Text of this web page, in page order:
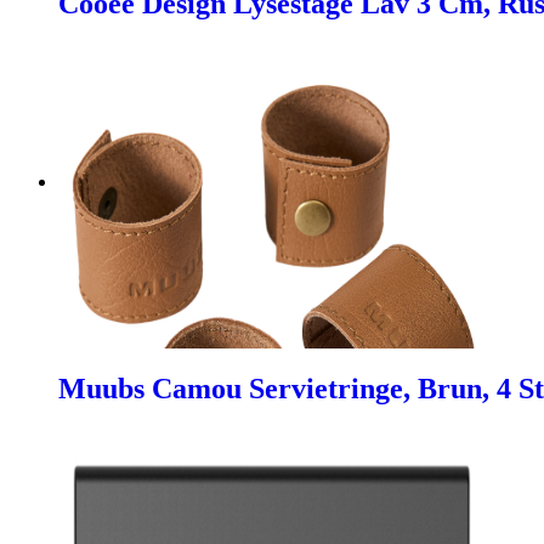
Muubs Camou Servietringe, Brun, 4